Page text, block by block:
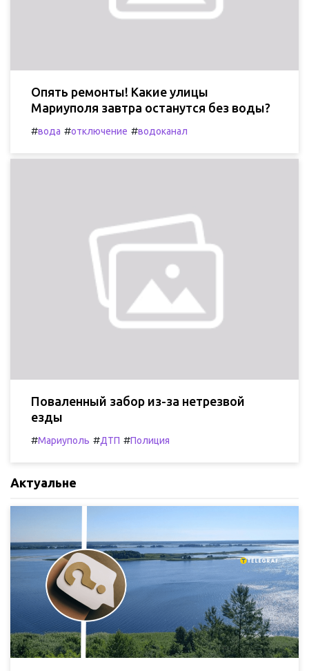
Опять ремонты! Какие улицы
Мариуполя завтра останутся без воды?
#вода #отключение #водоканал
Поваленный забор из-за нетрезвой
езды
#Мариуполь #ДТП #Полиция
Актуальне